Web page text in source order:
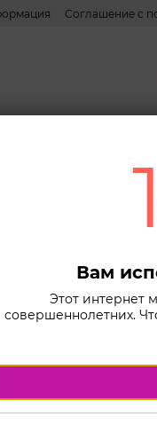
Соглашение с
за игрушками
Вам
Этот интернет
совершеннолетних.